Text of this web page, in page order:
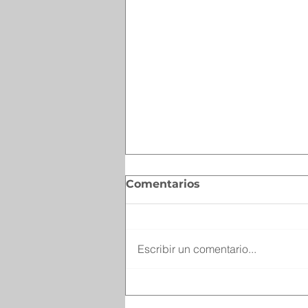
Comentarios
Escribir un comentario...